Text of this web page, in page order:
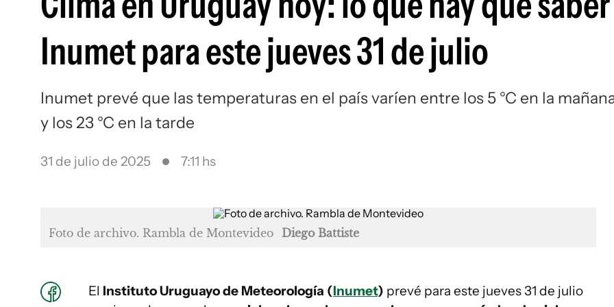
Inumet para este jueves 31 de julio
Inumet prevé que las temperaturas en el país varíen entre los 5 °C en la
y los 23 °C en la tarde
31 de julio de 2025 7:11 hs
Foto de archivo. Rambla de Montevideo Diego Battiste
El Instituto Uruguayo de Meteorología (Inumet) prevé para este jueves 31 de julio